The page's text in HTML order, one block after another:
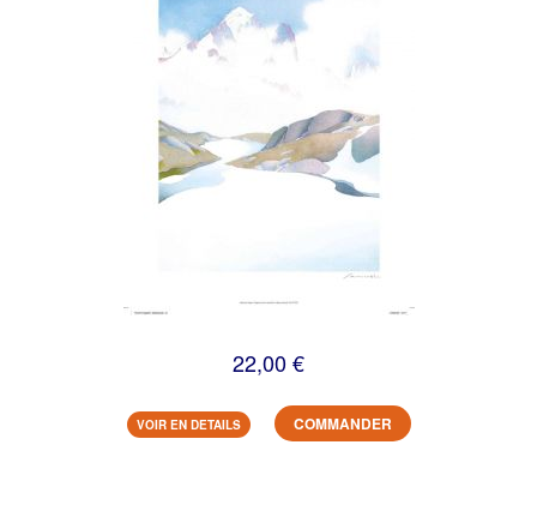
22,00 €
VOIR EN DETAILS COMMANDER